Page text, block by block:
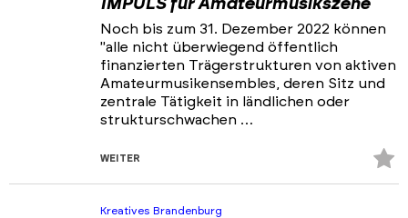
IMPULS für Amateurmusikszene
Noch bis zum 31. Dezember 2022 können
"alle nicht überwiegend öffentlich
finanzierten Trägerstrukturen von aktiven
Amateurmusikensembles, deren Sitz und
zentrale Tätigkeit in ländlichen oder
strukturschwachen …
WEITER
Kreatives Brandenburg